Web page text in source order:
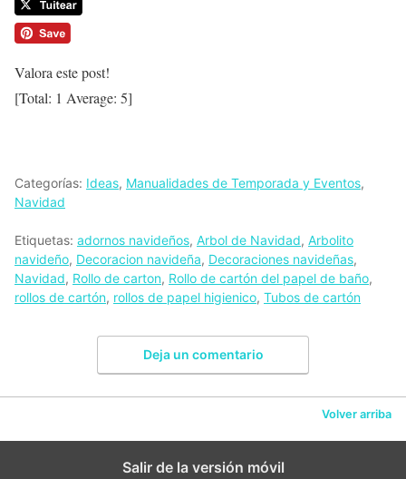
Valora este post!
[Total: 1 Average: 5]
Categorías: Ideas, Manualidades de Temporada y Eventos,
Navidad
Etiquetas: adornos navideños, Arbol de Navidad, Arbolito
navideño, Decoracion navideña, Decoraciones navideñas,
Navidad, Rollo de carton, Rollo de cartón del papel de baño,
rollos de cartón, rollos de papel higienico, Tubos de cartón
Deja un comentario
Volver arriba
Salir de la versión móvil